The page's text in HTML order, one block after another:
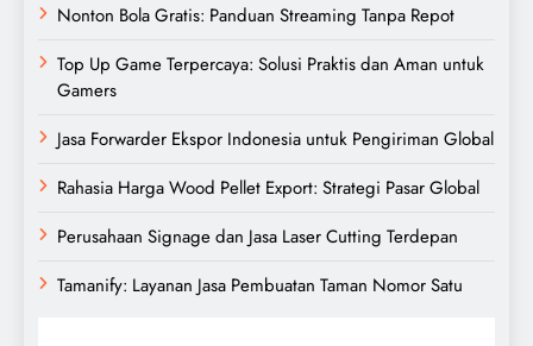
Nonton Bola Gratis: Panduan Streaming Tanpa Repot
Top Up Game Terpercaya: Solusi Praktis dan Aman untuk
Gamers
Jasa Forwarder Ekspor Indonesia untuk Pengiriman Global
Rahasia Harga Wood Pellet Export: Strategi Pasar Global
Perusahaan Signage dan Jasa Laser Cutting Terdepan
Tamanify: Layanan Jasa Pembuatan Taman Nomor Satu